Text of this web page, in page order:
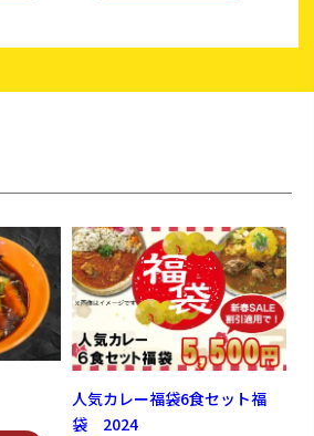
人気カレー福袋6食セット福
袋 2024